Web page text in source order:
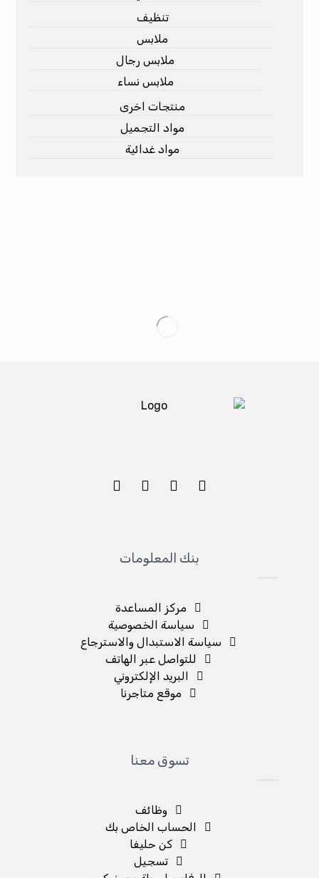
تنظيف
ملابس
ملابس رجال
ملابس نساء
منتجات اخرى
مواد التجميل
مواد غدائية
بنك المعلومات
مركز المساعدة
سياسة الخصوصية
سياسة الاستبدال والاسترجاع
للتواصل عبر الهاتف
البريد الإلكتروني
موقع متاجرنا
تسوق معنا
وظائف
الحساب الخاص بك
كن حليفا
تسجيل